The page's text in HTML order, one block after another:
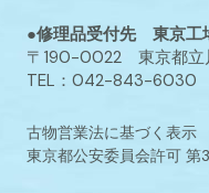
●修理品受付先 東京工
〒190-0022 東京都立
TEL：042-843-6030
古物営業法に基づく表示
東京都公安委員会許可 第